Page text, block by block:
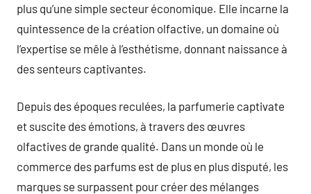
plus qu’une simple secteur économique. Elle incarne la
quintessence de la création olfactive, un domaine où
l’expertise se mêle à l’esthétisme, donnant naissance à
des senteurs captivantes.
Depuis des époques reculées, la parfumerie captivate
et suscite des émotions, à travers des œuvres
olfactives de grande qualité. Dans un monde où le
commerce des parfums est de plus en plus disputé, les
marques se surpassent pour créer des mélanges